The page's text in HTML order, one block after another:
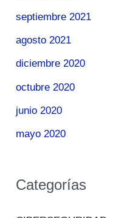
septiembre 2021
agosto 2021
diciembre 2020
octubre 2020
junio 2020
mayo 2020
Categorías